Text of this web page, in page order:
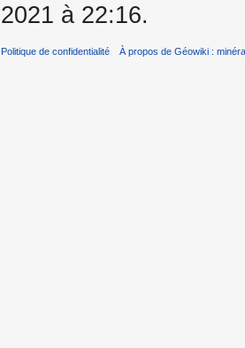
2021 à 22:16.
Politique de confidentialité À propos de Géowiki :